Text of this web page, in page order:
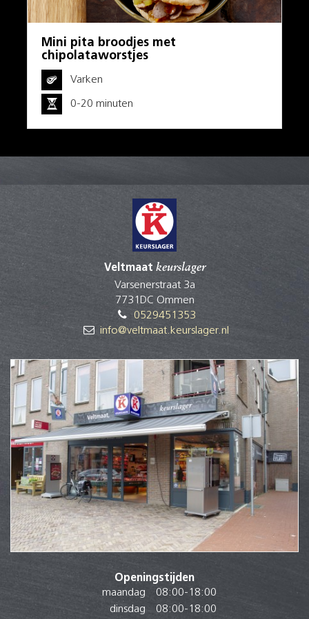
Mini pita broodjes met
chipolataworstjes
Varken
0-20 minuten
Veltmaat keurslager
Varsenerstraat 3a
7731DC Ommen
0529451353
info@veltmaat.keurslager.nl
Openingstijden
maandag
08:00-18:00
dinsdag
08:00-18:00